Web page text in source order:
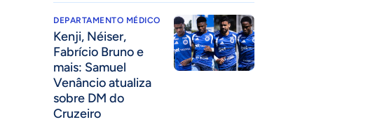
DEPARTAMENTO MÉDICO
Kenji, Néiser,
Fabrício Bruno e
mais: Samuel
Venâncio atualiza
sobre DM do
Cruzeiro